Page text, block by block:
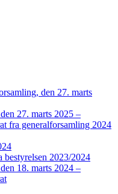
den 27. marts
27. marts 2025 –
fra generalforsamling 2024
bestyrelsen 2023/2024
18. marts 2024 –